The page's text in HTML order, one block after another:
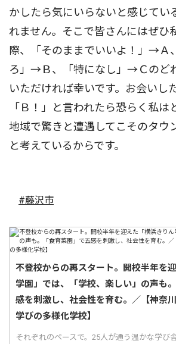
かしたら気にいらないと感じてい
れません。そこで皆さんにはぜひ
際、「そのままでいいよ！」→Ａ
ろ」→Ｂ、「特になし」→Ｃのど
いただければ幸いです。お会いし
「Ｂ！」と言われたら恐らく私は
地域で驚きと遭遇してこそのタウ
と考えているからです。
#藤沢市
不登校からの再スタート。開校半年を
学園」では、「学校、楽しい」の声も
感を刺激し、社会性を育む。／【神奈
学びの多様化学校】
それぞれのペースで。25人が通う温かな学び